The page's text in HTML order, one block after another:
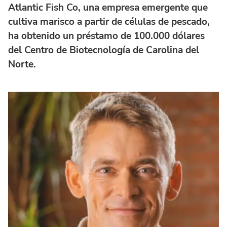
Atlantic Fish Co, una empresa emergente que
cultiva marisco a partir de células de pescado,
ha obtenido un préstamo de 100.000 dólares
del Centro de Biotecnología de Carolina del
Norte.